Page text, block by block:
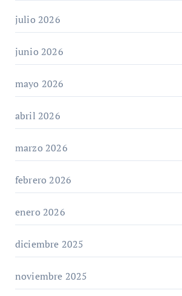
julio 2026
junio 2026
mayo 2026
abril 2026
marzo 2026
febrero 2026
enero 2026
diciembre 2025
noviembre 2025